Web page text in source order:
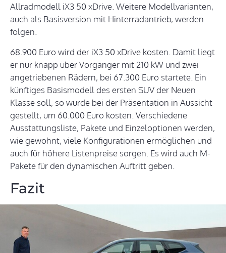
Allradmodell iX3 50 xDrive. Weitere Modellvarianten,
auch als Basisversion mit Hinterradantrieb, werden
folgen.
68.900 Euro wird der iX3 50 xDrive kosten. Damit liegt
er nur knapp über Vorgänger mit 210 kW und zwei
angetriebenen Rädern, bei 67.300 Euro startete. Ein
künftiges Basismodell des ersten SUV der Neuen
Klasse soll, so wurde bei der Präsentation in Aussicht
gestellt, um 60.000 Euro kosten. Verschiedene
Ausstattungsliste, Pakete und Einzeloptionen werden,
wie gewohnt, viele Konfigurationen ermöglichen und
auch für höhere Listenpreise sorgen. Es wird auch M-
Pakete für den dynamischen Auftritt geben.
Fazit